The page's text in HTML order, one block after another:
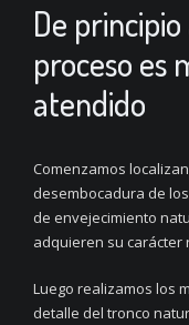
De
proceso es
atendido
Comenzamos
desembocadura de
de envejecimiento
adquieren su carácter
Luego realizamos los
detalle del tronco